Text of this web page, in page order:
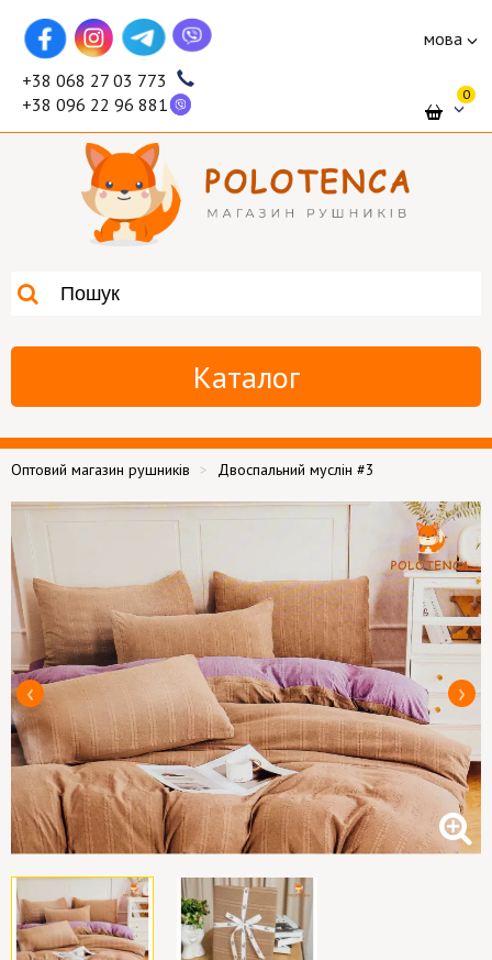
мова
+38 068 27 03 773
+38 096 22 96 881
0
Каталог
Оптовий магазин рушників Двоспальний муслін #3